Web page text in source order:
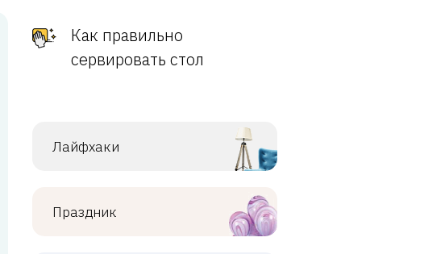
Как правильно
сервировать стол
Лайфхаки
Праздник